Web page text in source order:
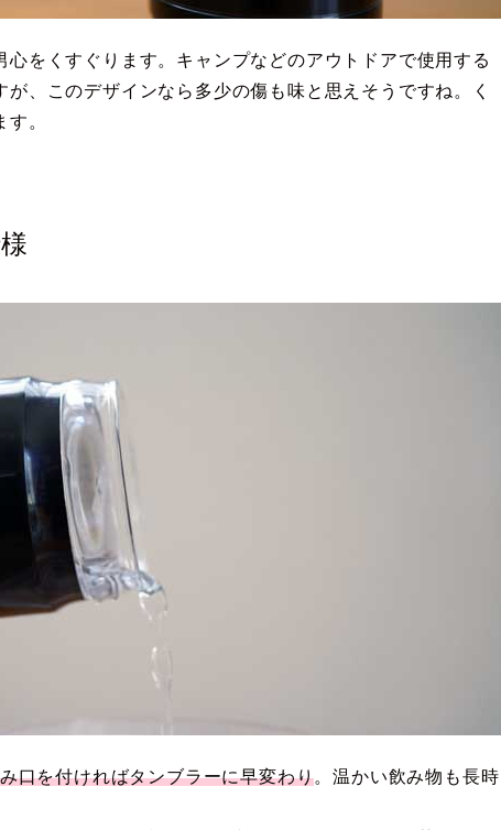
心をくすぐります。キャンプなどのアウトドアで使用する
、このデザインなら多少の傷も味と思えそうですね。く
。
口を付ければタンブラーに早変わり。温かい飲み物も長時